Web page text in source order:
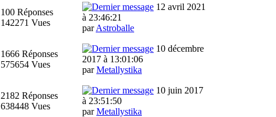
100 Réponses
142271 Vues
12 avril 2021
à 23:46:21
parAstroballe
1666 Réponses
575654 Vues
10 décembre
2017 à 13:01:06
parMetallystika
2182 Réponses
638448 Vues
10 juin 2017
à 23:51:50
parMetallystika